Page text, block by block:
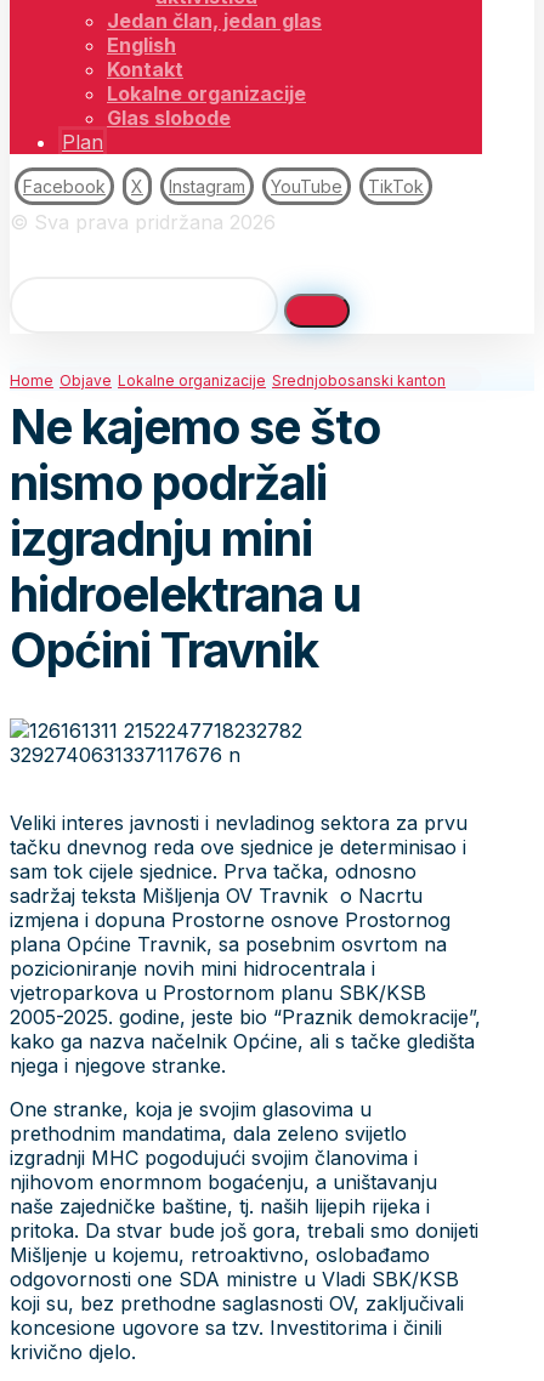
Jedan član, jedan glas
English
Kontakt
Lokalne organizacije
Glas slobode
Plan
Facebook X Instagram YouTube TikTok
© Sva prava pridržana 2026
Home Objave Lokalne organizacije Srednjobosanski kanton
Ne kajemo se što
nismo podržali
izgradnju mini
hidroelektrana u
Općini Travnik
Veliki interes javnosti i nevladinog sektora za prvu
tačku dnevnog reda ove sjednice je determinisao i
sam tok cijele sjednice. Prva tačka, odnosno
sadržaj teksta Mišljenja OV Travnik o Nacrtu
izmjena i dopuna Prostorne osnove Prostornog
plana Općine Travnik, sa posebnim osvrtom na
pozicioniranje novih mini hidrocentrala i
vjetroparkova u Prostornom planu SBK/KSB
2005-2025. godine, jeste bio “Praznik demokracije”,
kako ga nazva načelnik Općine, ali s tačke gledišta
njega i njegove stranke.
One stranke, koja je svojim glasovima u
prethodnim mandatima, dala zeleno svijetlo
izgradnji MHC pogodujući svojim članovima i
njihovom enormnom bogaćenju, a uništavanju
naše zajedničke baštine, tj. naših lijepih rijeka i
pritoka. Da stvar bude još gora, trebali smo donijeti
Mišljenje u kojemu, retroaktivno, oslobađamo
odgovornosti one SDA ministre u Vladi SBK/KSB
koji su, bez prethodne saglasnosti OV, zaključivali
koncesione ugovore sa tzv. Investitorima i činili
krivično djelo.